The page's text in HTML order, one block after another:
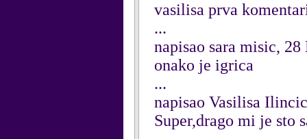
vasilisa prva
...
napisao sara misic,
onako je igrica
...
napisao Vasilisa
Super,drago mi je sto